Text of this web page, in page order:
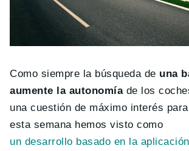
Como siempre la búsqueda de una
aumente la autonomía de los
una cuestión de máximo interés
esta semana hemos visto como
un desarrollo basado en la